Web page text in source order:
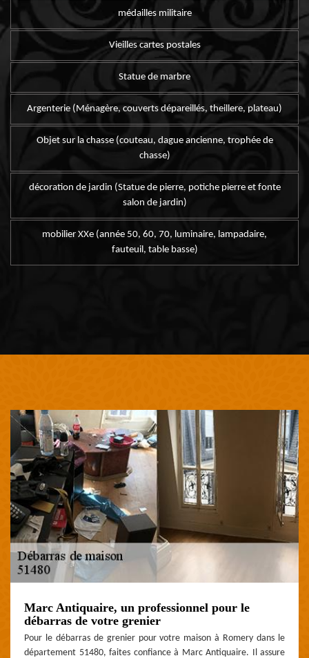
médailles militaire
Vieilles cartes postales
Statue de marbre
Argenterie (Ménagère, couverts dépareillés, theillere, plateau)
Objet sur la chasse (couteau, dague ancienne, trophée de
chasse)
décoration de jardin (Statue de pierre, potiche pierre et fonte
salon de jardin)
mobilier XXe (année 50, 60, 70, luminaire, lampadaire,
fauteuil, table basse)
Marc Antiquaire, un professionnel pour le
débarras de votre grenier
Pour le débarras de grenier pour votre maison à Romery dans le
département 51480, faites confiance à Marc Antiquaire. Il assure